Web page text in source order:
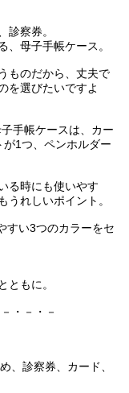
診察券。
、母子手帳ケース。
ものだから、丈夫で
を選びたいですよ
手帳ケースは、カー
が1つ、ペンホルダー
る時にも使いやす
うれしいポイント。
すい3つのカラーをセ
ともに。
・－・－
、診察券、カード、